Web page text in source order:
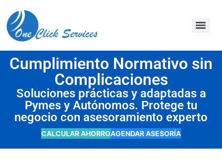
Cumplimiento Normativo sin
Complicaciones
Soluciones prácticas y adaptadas a
Pymes y Autónomos. Protege tu
negocio con asesoramiento experto
CALCULAR AHORROAGENDAR ASESORÍA